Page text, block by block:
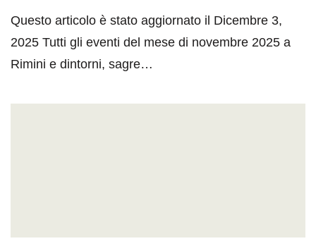
Questo articolo è stato aggiornato il Dicembre 3,
2025 Tutti gli eventi del mese di novembre 2025 a
Rimini e dintorni, sagre…